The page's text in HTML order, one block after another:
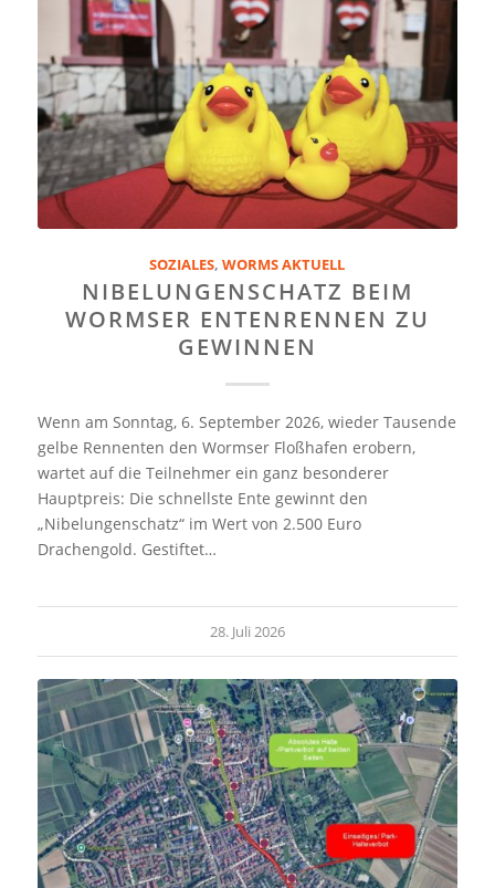
SOZIALES,WORMS AKTUELL
NIBELUNGENSCHATZ BEIM
WORMSER ENTENRENNEN ZU
GEWINNEN
Wenn am Sonntag, 6. September 2026, wieder Tausende
gelbe Rennenten den Wormser Floßhafen erobern,
wartet auf die Teilnehmer ein ganz besonderer
Hauptpreis: Die schnellste Ente gewinnt den
„Nibelungenschatz“ im Wert von 2.500 Euro
Drachengold. Gestiftet…
28. Juli 2026